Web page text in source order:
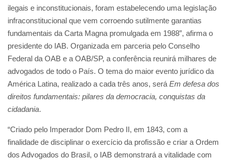
ilegais e inconstitucionais, foram estabelecendo uma legislação
infraconstitucional que vem corroendo sutilmente garantias
fundamentais da Carta Magna promulgada em 1988”, afirma o
presidente do IAB. Organizada em parceria pelo Conselho
Federal da OAB e a OAB/SP, a conferência reunirá milhares de
advogados de todo o País. O tema do maior evento jurídico da
América Latina, realizado a cada três anos, será Em defesa dos
direitos fundamentais: pilares da democracia, conquistas da
cidadania.
“Criado pelo Imperador Dom Pedro II, em 1843, com a
finalidade de disciplinar o exercício da profissão e criar a Ordem
dos Advogados do Brasil, o IAB demonstrará a vitalidade com